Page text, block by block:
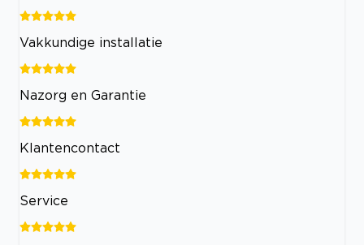
Vakkundige installatie
Nazorg en Garantie
Klantencontact
Service